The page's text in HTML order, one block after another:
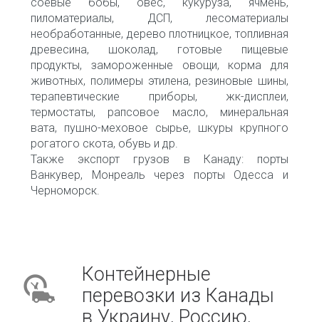
пиломатериалы, ДСП, лесоматериалы
необработанные, дерево плотницкое, топливная
древесина, шоколад, готовые пищевые
продукты, замороженные овощи, корма для
животных, полимеры этилена, резиновые шины,
терапевтические приборы, жк-дисплеи,
термостаты, рапсовое масло, минеральная
вата, пушно-меховое сырье, шкуры крупного
рогатого скота, обувь и др.
Также экспорт грузов в Канаду: порты
Ванкувер, Монреаль через порты Одесса и
Черноморск.
Контейнерные
перевозки из Канады
в Украину, Россию,